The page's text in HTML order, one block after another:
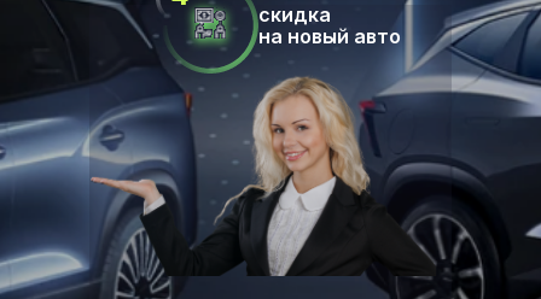
скидка
на новый авто